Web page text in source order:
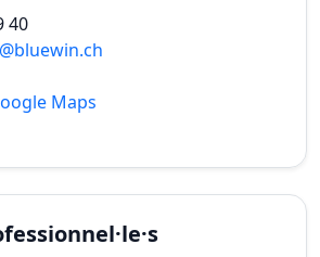
40
Maps